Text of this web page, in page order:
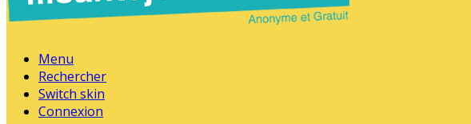
Menu
Rechercher
Switch skin
Connexion